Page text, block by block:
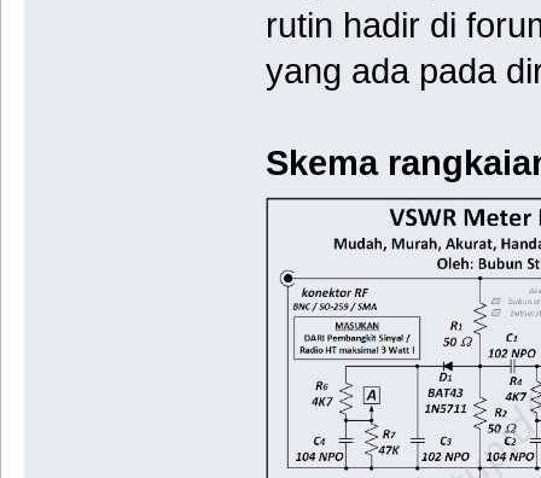
rutin hadir di
yang ada pada
Skema